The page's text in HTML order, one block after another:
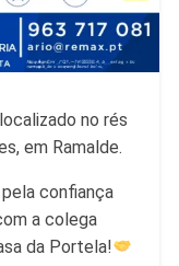
no rés
em Ramalde.
confiança
a colega
da Portela!